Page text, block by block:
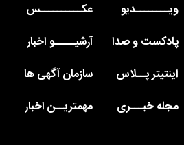
ویــــــــدیو
عکــــــــــس
پادکست و صدا
آرشیـــــو اخبار
اینتیتر پــلاس
سازمان آگهی ها
مجله خبـــری
مهمتریــن اخبار